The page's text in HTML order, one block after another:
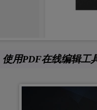
用PDF在线编辑工